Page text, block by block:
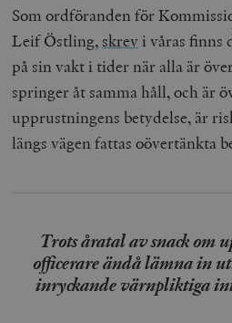
Som ordföranden för
Leif Östling, skrevi våras finns
på sin vakt i tider när alla är
springer åt samma håll, och är
upprustningens betydelse, är
längs vägen fattas oövertänkta
Trots åratal av snack om
officerare ändå lämna in
inryckande värnpliktiga